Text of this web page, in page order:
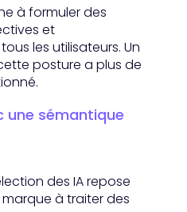
à formuler des
et
les utilisateurs. Un
posture a plus de
une sémantique
des IA repose
marque à traiter des